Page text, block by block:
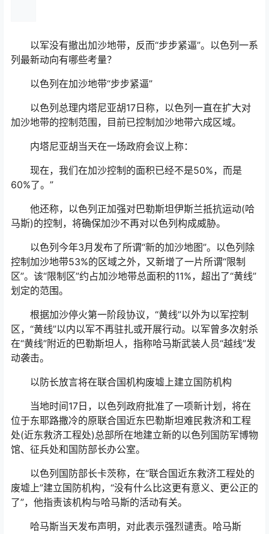
以军没有撤出加沙地带，反而“步步紧逼”。以色列一系
列最新动向有哪些考量？
以色列在加沙地带“步步紧逼”
以色列总理内塔尼亚胡17日称，以色列一直在扩大对
加沙地带的控制范围，目前已控制加沙地带六成区域。
内塔尼亚胡当天在一场政府会议上称：
现在，我们在加沙控制的面积已经不是50%，而是
60%了。”
他还称，以色列正加强对巴勒斯坦伊斯兰抵抗运动(哈
马斯)的控制，将确保加沙不再对以色列构成威胁。
以色列今年3月发布了所谓“新的加沙地图”。以色列除
控制加沙地带53%的区域之外，又新增了一片所谓“限制
区”。该“限制区”约占加沙地带总面积的11%，超出了“黄线”
划定的范围。
根据加沙停火第一阶段协议，“黄线”以外为以军控制
区，“黄线”以内以军不再驻扎或开展行动。以军曾多次射杀
在“黄线”附近的巴勒斯坦人，指称哈马斯武装人员“越线”发
动袭击。
以防长放言将在联合国机构废墟上建立国防机构
当地时间17日，以色列政府批准了一项新计划，将在
位于东耶路撒冷的原联合国近东巴勒斯坦难民救济和工程
处(近东救济工程处)总部所在地建立新的以色列国防军博物
馆、征兵处和国防部长办公室。
以色列国防部长卡茨称，在“联合国近东救济工程处的
废墟上”建立国防机构，“没有什么比这更有意义、更公正的
了”，他指责该机构与哈马斯的活动有关。
哈马斯当天发布声明，对此表示强烈谴责。哈马斯